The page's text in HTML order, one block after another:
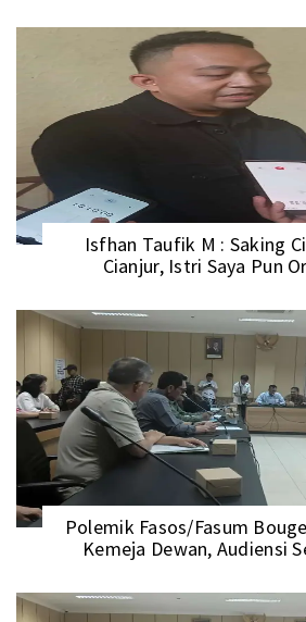
Isfhan Taufik M : Saking
Cianjur, Istri Saya Pun
Polemik Fasos/Fasum
Kemeja Dewan, Audiensi